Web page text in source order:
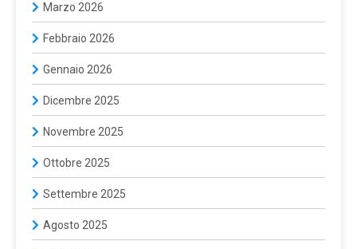
Marzo 2026
Febbraio 2026
Gennaio 2026
Dicembre 2025
Novembre 2025
Ottobre 2025
Settembre 2025
Agosto 2025